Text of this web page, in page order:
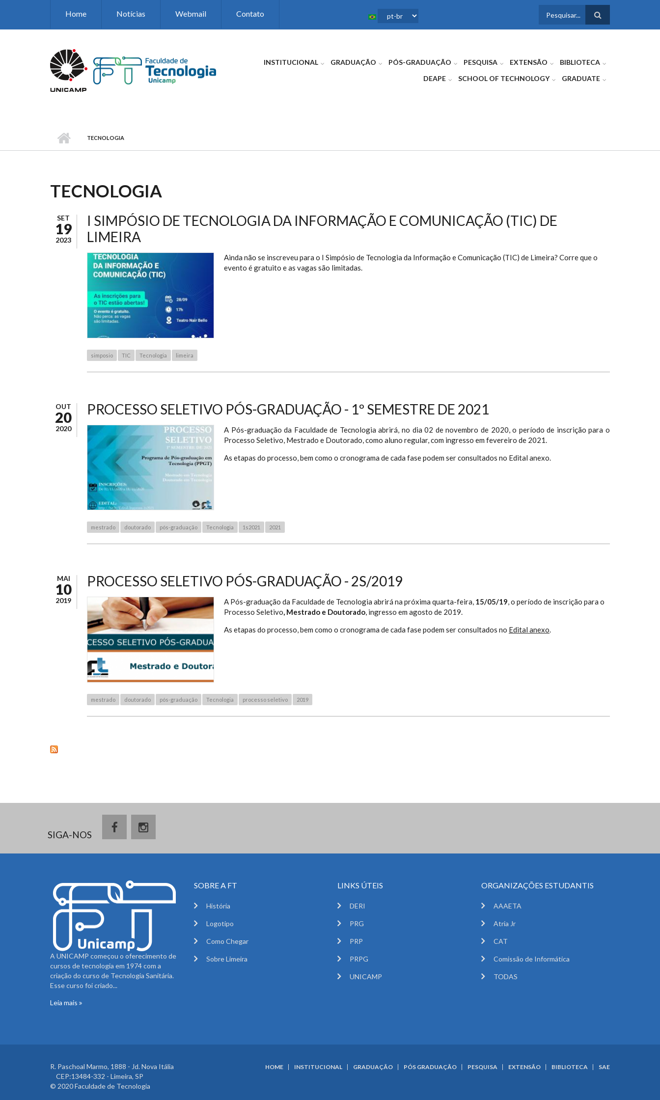
Home Notícias Webmail Contato
FORMULÁRIO
INSTITUCIONAL GRADUAÇÃO PÓS-GRADUAÇÃO PESQUISA EXTENSÃO
BIBLIOTECA
DEAPE
SCHOOL OF TECHNOLOGY GRADUATE
TECNOLOGIA
TECNOLOGIA
SET
19
2023
I SIMPÓSIO DE TECNOLOGIA DA INFORMAÇÃO E COMUNICAÇÃO (TIC) DE
LIMEIRA
Ainda não se inscreveu para o I Simpósio de Tecnologia da Informação e Comunicação (TIC) de Limeira? Corre que o
evento é gratuito e as vagas são limitadas.
simposio TIC Tecnologia limeira
OUT
20
2020
PROCESSO SELETIVO PÓS-GRADUAÇÃO - 1º SEMESTRE DE 2021
A Pós-graduação da Faculdade de Tecnologia abrirá, no dia 02 de novembro de 2020, o período de inscrição para o
Processo Seletivo, Mestrado e Doutorado, como aluno regular, com ingresso em fevereiro de 2021.
As etapas do processo, bem como o cronograma de cada fase podem ser consultados no Edital anexo.
mestrado doutorado pós-graduação Tecnologia 1s2021 2021
MAI
10
2019
PROCESSO SELETIVO PÓS-GRADUAÇÃO - 2S/2019
A Pós-graduação da Faculdade de Tecnologia abrirá na próxima quarta-feira, 15/05/19, o período de inscrição para o
Processo Seletivo, Mestrado e Doutorado, ingresso em agosto de 2019.
As etapas do processo, bem como o cronograma de cada fase podem ser consultados no Edital anexo.
mestrado doutorado pós-graduação Tecnologia processo seletivo 2019
SIGA-NOS
A UNICAMP começou o oferecimento de
cursos de tecnologia em 1974 com a
criação do curso de Tecnologia Sanitária.
Esse curso foi criado...
Leia mais
SOBRE A FT
História
Logotipo
Como Chegar
Sobre Limeira
LINKS ÚTEIS
DERI
PRG
PRP
PRPG
UNICAMP
ORGANIZAÇÕES ESTUDANTIS
AAAETA
Atria Jr
CAT
Comissão de Informática
TODAS
R. Paschoal Marmo, 1888 - Jd. Nova Itália
CEP:13484-332 - Limeira, SP
© 2020 Faculdade de Tecnologia
HOME INSTITUCIONAL GRADUAÇÃO PÓS GRADUAÇÃO PESQUISA EXTENSÃO BIBLIOTECA SAE